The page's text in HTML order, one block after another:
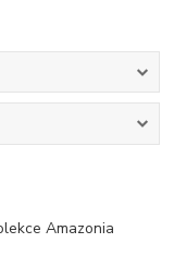
Amazonia